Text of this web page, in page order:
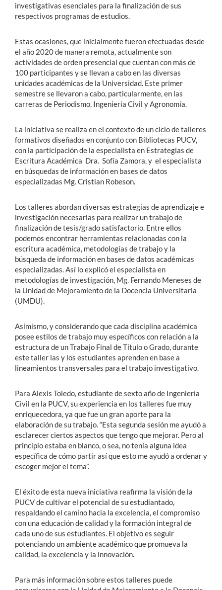
investigativas esenciales para la finalización de sus
respectivos programas de estudios.
Estas ocasiones, que inicialmente fueron efectuadas desde
el año 2020 de manera remota, actualmente son
actividades de orden presencial que cuentan con más de
100 participantes y se llevan a cabo en las diversas
unidades académicas de la Universidad. Este primer
semestre se llevaron a cabo particularmente en las
carreras de Periodismo, Ingeniería Civil y Agronomía.
La iniciativa se realiza en el contexto de un ciclo de talleres
formativos diseñados en conjunto con Bibliotecas PUCV,
con la participación de la especialista en Estrategias de
Escritura Académica Dra. Sofía Zamora, y el especialista
en búsquedas de información en bases de datos
especializadas Mg. Cristian Robeson.
Los talleres abordan diversas estrategias de aprendizaje e
investigación necesarias para realizar un trabajo de
finalización de tesis/grado satisfactorio. Entre ellos
podemos encontrar herramientas relacionadas con la
escritura académica, metodologías de trabajo y la
búsqueda de información en bases de datos académicas
especializadas. Así lo explicó el especialista en
metodologías de investigación, Mg. Fernando Meneses de
la Unidad de Mejoramiento de la Docencia Universitaria
(UMDU).
Asimismo, y considerando que cada disciplina académica
posee estilos de trabajo muy específicos con relación a la
estructura de un Trabajo Final de Título o Grado, durante
este taller las y los estudiantes aprenden en base a
lineamientos transversales para el trabajo investigativo.
Para Alexis Toledo, estudiante de sexto año de Ingeniería
Civil en la PUCV, su experiencia en los talleres fue muy
enriquecedora, ya que fue un gran aporte para la
elaboración de su trabajo. “Esta segunda sesión me ayudó a
esclarecer ciertos aspectos que tengo que mejorar. Pero al
principio estaba en blanco, o sea, no tenía alguna idea
específica de cómo partir así que esto me ayudó a ordenar y
escoger mejor el tema”.
El éxito de esta nueva iniciativa reafirma la visión de la
PUCV de cultivar el potencial de su estudiantado,
respaldando el camino hacia la excelencia, el compromiso
con una educación de calidad y la formación integral de
cada uno de sus estudiantes. El objetivo es seguir
potenciando un ambiente académico que promueva la
calidad, la excelencia y la innovación.
Para más información sobre estos talleres puede